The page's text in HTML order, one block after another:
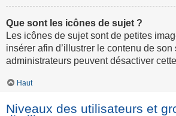
Que sont les icônes de sujet ?
Les icônes de sujet sont de petites
insérer afin d’illustrer le contenu de son
administrateurs peuvent désactiver
Haut
Niveaux des utilisateurs et